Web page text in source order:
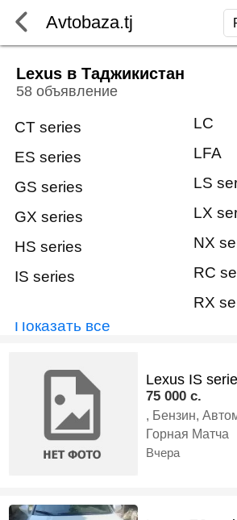
Avtobaza.tj
Lexus в Таджикистан
58 объявление
CT series
ES series
GS series
GX series
HS series
IS series
LC
LFA
LS
LX
NX
RC
RX
Показать всё
Lexus IS
75 000 c.
, Бензин,
Горная Матча
Вчера